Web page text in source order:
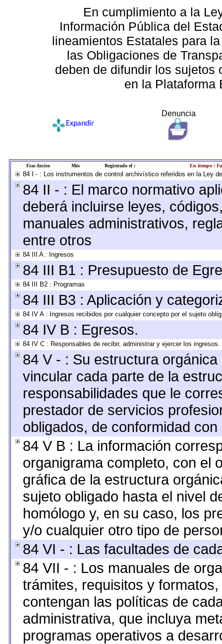
En cumplimiento a la
Información Pública del
lineamientos Estatales para
las Obligaciones de
deben de difundir los sujetos
en la Plataforma
Denuncia
Expandir
Frac-Inciso Mes Registrado el : En tiempo /
84 I - : Los instrumentos de control archivístico referidos en la Ley
84 II - : El marco normativo
deberá incluirse leyes,
manuales administrativos,
entre otros
84 III A : Ingresos
84 III B1 : Presupuesto de
84 III B2 : Programas
84 III B3 : Aplicación y
84 IV A : Ingresos recibidos por cualquier concepto por el sujeto
84 IV B : Egresos.
84 IV C : Responsables de recibir, administrar y ejercer los ingresos.
84 V - : Su estructura
vincular cada parte de la
responsabilidades que le
prestador de servicios
obligados, de conformidad
84 V B : La información
organigrama completo, con el
gráfica de la estructura
sujeto obligado hasta el nivel
homólogo y, en su caso, los
y/o cualquier otro tipo de
84 VI - : Las facultades de
84 VII - : Los manuales de
trámites, requisitos y
contengan las políticas de
administrativa, que incluya
programas operativos a